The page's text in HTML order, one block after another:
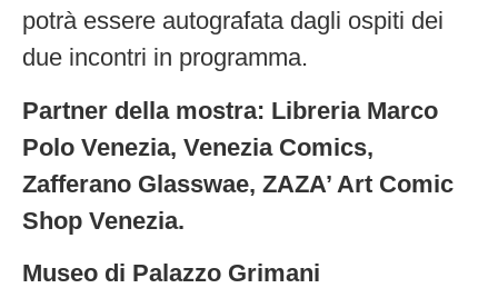
potrà essere autografata dagli ospiti dei
due incontri in programma.
Partner della mostra: Libreria Marco
Polo Venezia, Venezia Comics,
Zafferano Glasswae, ZAZA’ Art Comic
Shop Venezia.
Museo di Palazzo Grimani